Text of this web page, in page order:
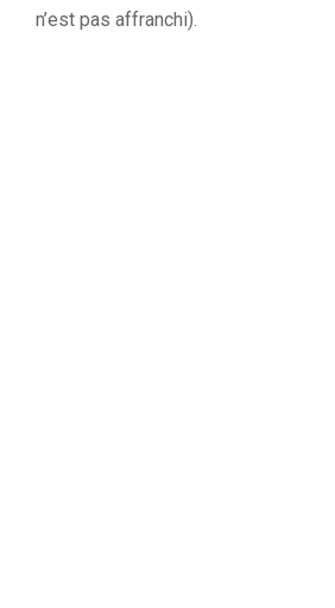
n’est pas affranchi).